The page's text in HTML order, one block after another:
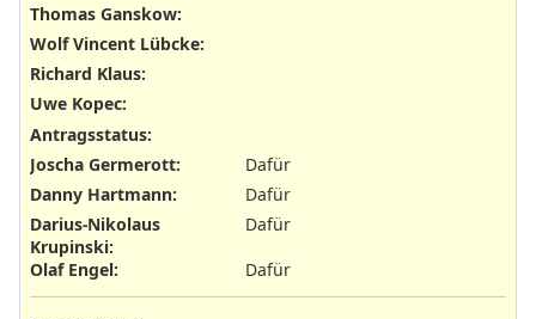
Thomas Ganskow:
Wolf Vincent Lübcke:
Richard Klaus:
Uwe Kopec:
Antragsstatus:
Joscha Germerott:
Dafür
Danny Hartmann:
Dafür
Darius-Nikolaus
Krupinski:
Dafür
Olaf Engel: Dafür